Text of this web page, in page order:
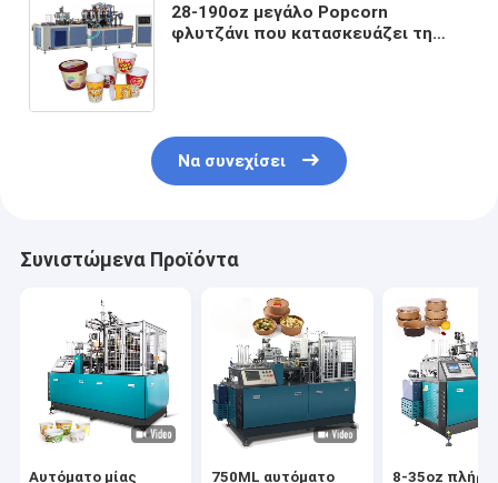
28-190oz μεγάλο Popcorn
φλυτζάνι που κατασκευάζει τη
Να συνεχίσει
Συνιστώμενα Προϊόντα
Αυτόματο μίας 750ML αυτόματο 8-35oz